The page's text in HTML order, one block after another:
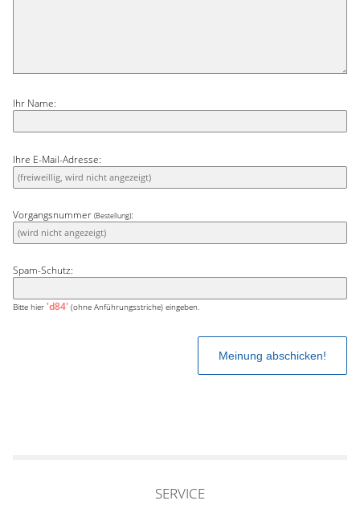
Ihr Name:
Ihre E-Mail-Adresse:
Vorgangsnummer (Bestellung):
Spam-Schutz:
Bitte hier 'd84' (ohne Anführungsstriche) eingeben.
SERVICE